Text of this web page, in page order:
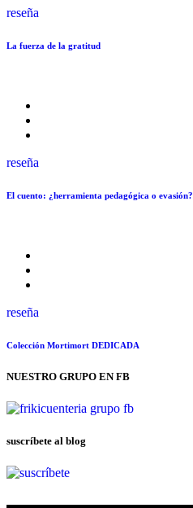
reseña
La fuerza de la gratitud
reseña
El cuento: ¿herramienta pedagógica o evasión?
reseña
Colección Mortimort DEDICADA
NUESTRO GRUPO EN FB
suscríbete al blog